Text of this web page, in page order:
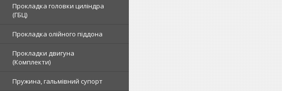
Прокладка головки циліндра
(ГБЦ)
Прокладка олійного піддона
Прокладки двигуна
(Комплекти)
Пружина, гальмівний супорт